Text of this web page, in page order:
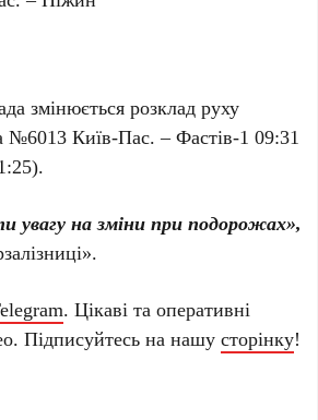
змінюється розклад руху
№6013 Київ-Пас. – Фастів-1 09:31
увагу на зміни при подорожах»,
. Цікаві та оперативні
Підписуйтесь на нашусторінку!